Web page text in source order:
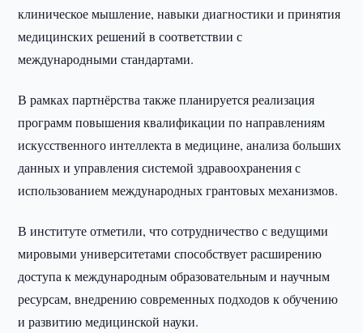
клиническое мышление, навыки диагностики и принятия
медицинских решений в соответствии с
международными стандартами.
В рамках партнёрства также планируется реализация
программ повышения квалификации по направлениям
искусственного интеллекта в медицине, анализа больших
данных и управления системой здравоохранения с
использованием международных грантовых механизмов.
В институте отметили, что сотрудничество с ведущими
мировыми университетами способствует расширению
доступа к международным образовательным и научным
ресурсам, внедрению современных подходов к обучению
и развитию медицинской науки.